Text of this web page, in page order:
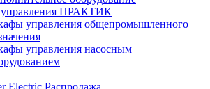
ПРАКТИК
управления общепромышленного
управления насосным
Electric Распродажа